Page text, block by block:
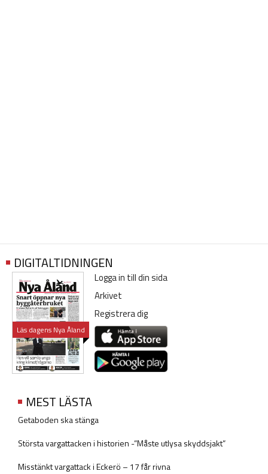
DIGITALTIDNINGEN
Läs dagens Nya Åland
Logga in till din sida
Arkivet
Registrera dig
MEST LÄSTA
Getaboden ska stänga
Största vargattacken i historien -”Måste utlysa skyddsjakt”
Misstänkt vargattack i Eckerö – 17 får rivna